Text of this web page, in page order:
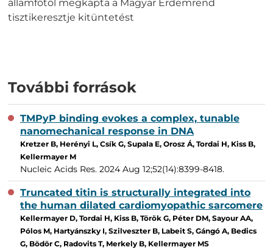
államfőtől megkapta a Magyar Érdemrend
tisztikeresztje kitüntetést
További források
TMPyP binding evokes a complex, tunable
nanomechanical response in DNA
Kretzer B, Herényi L, Csík G, Supala E, Orosz Á, Tordai H, Kiss B,
Kellermayer M
Nucleic Acids Res. 2024 Aug 12;52(14):8399-8418.
Truncated titin is structurally integrated into
the human dilated cardiomyopathic sarcomere
Kellermayer D, Tordai H, Kiss B, Török G, Péter DM, Sayour AA,
Pólos M, Hartyánszky I, Szilveszter B, Labeit S, Gángó A, Bedics
G, Bödör C, Radovits T, Merkely B, Kellermayer MS